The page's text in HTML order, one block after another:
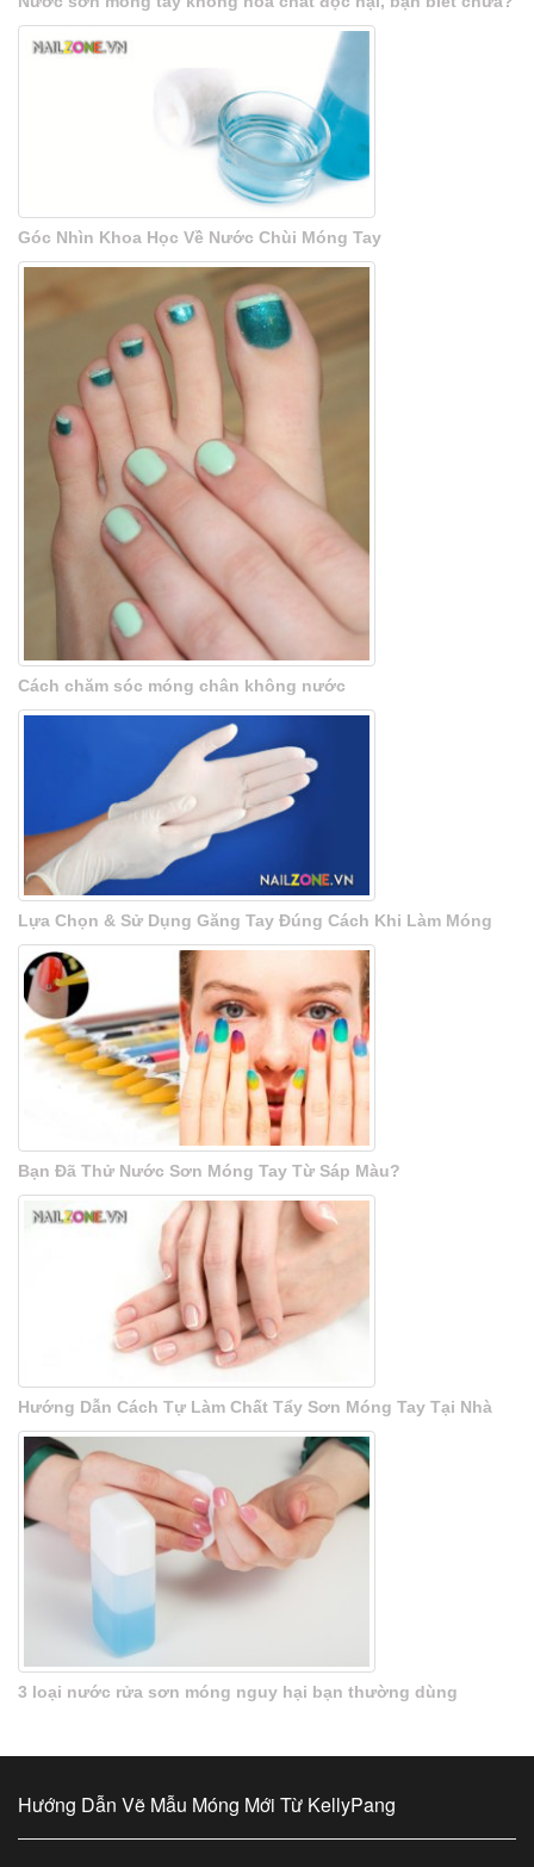
Góc Nhìn Khoa Học Về Nước Chùi Móng Tay
Cách chăm sóc móng chân không nước
Lựa Chọn & Sử Dụng Găng Tay Đúng Cách Khi Làm Móng
Bạn Đã Thử Nước Sơn Móng Tay Từ Sáp Màu?
Hướng Dẫn Cách Tự Làm Chất Tẩy Sơn Móng Tay Tại Nhà
3 loại nước rửa sơn móng nguy hại bạn thường dùng
Hướng Dẫn Vẽ Mẫu Móng Mới Từ KellyPang